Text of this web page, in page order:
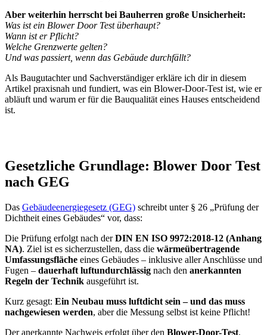
Aber weiterhin herrscht bei Bauherren große Unsicherheit:
Was ist ein Blower Door Test überhaupt?
Wann ist er Pflicht?
Welche Grenzwerte gelten?
Und was passiert, wenn das Gebäude durchfällt?
Als Baugutachter und Sachverständiger erkläre ich dir in diesem
Artikel praxisnah und fundiert, was ein Blower-Door-Test ist, wie er
abläuft und warum er für die Bauqualität eines Hauses entscheidend
ist.
Gesetzliche Grundlage: Blower Door Test
nach GEG
Das Gebäudeenergiegesetz (GEG) schreibt unter § 26 „Prüfung der
Dichtheit eines Gebäudes“ vor, dass:
Die Prüfung erfolgt nach derDIN EN ISO 9972:2018-12 (Anhang
NA). Ziel ist es sicherzustellen, dass die wärmeübertragende
Umfassungsfläche eines Gebäudes – inklusive aller Anschlüsse und
Fugen – dauerhaft luftundurchlässig nach den anerkannten
Regeln der Technik ausgeführt ist.
Kurz gesagt: Ein Neubau muss luftdicht sein – und das muss
nachgewiesen werden, aber die Messung selbst ist keine Pflicht!
Der anerkannte Nachweis erfolgt über den Blower-Door-Test,